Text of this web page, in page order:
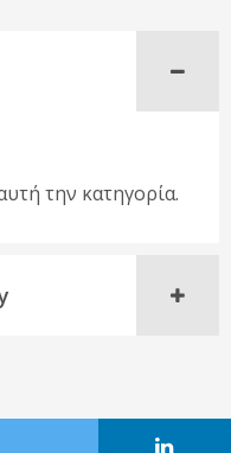
την κατηγορία.